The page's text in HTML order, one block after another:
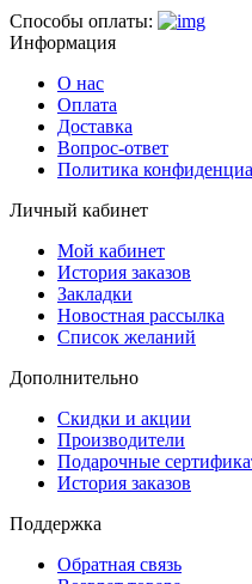
Способы оплаты:
Информация
О нас
Оплата
Доставка
Вопрос-ответ
Политика
Личный кабинет
Мой кабинет
История заказов
Закладки
Новостная рассылка
Список желаний
Дополнительно
Скидки и акции
Производители
Подарочные
История заказов
Поддержка
Обратная связь